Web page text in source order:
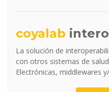
coyalab
La solución de
con otros sistemas de
Electrónicas, middlewares